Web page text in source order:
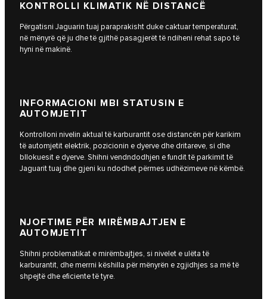
KONTROLLI KLIMATIK NË DISTANCË
Përgatisni Jaguarin tuaj paraprakisht duke caktuar temperaturat,
në mënyrë që ju dhe të gjithë pasagjerët të ndiheni rehat sapo të
hyni në makinë.
INFORMACIONI MBI STATUSIN E
AUTOMJETIT
Kontrolloni nivelin aktual të karburantit ose distancën për karikim
të automjetit elektrik, pozicionin e dyerve dhe dritareve, si dhe
bllokuesit e dyerve. Shihni vendndodhjen e fundit të parkimit të
Jaguarit tuaj dhe gjeni ku ndodhet përmes udhëzimeve në këmbë.
NJOFTIME PËR MIRËMBAJTJEN E
AUTOMJETIT
Shihni problematikat e mirëmbajtjes, si nivelet e ulëta të
karburantit, dhe merrni këshilla për mënyrën e zgjidhjes sa më të
shpejtë dhe eficiente të tyre.